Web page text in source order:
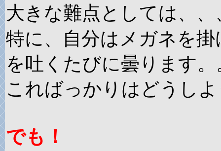
大きな難点としては、、
特に、自分はメガネを
を吐くたびに曇ります。
こればっかりはどうし
でも！